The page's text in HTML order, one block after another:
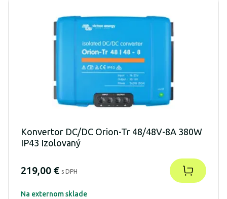
Konvertor DC/DC Orion-Tr 48/48V-8A 380W
IP43 Izolovaný
219,00 € s DPH
Na externom sklade